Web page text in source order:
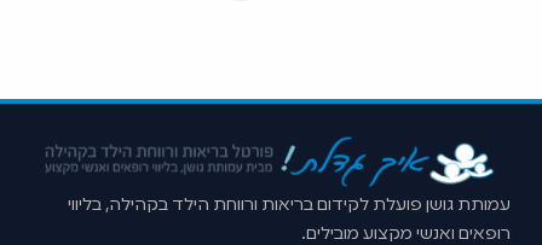
עמותת גושן פועלת לקידום בריאות ורווחת הילד בקהילה, בליווי
רופאים ואנשי מקצוע מובילים.